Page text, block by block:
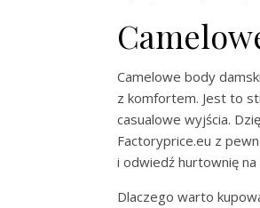
Camelowe body
z komfortem. Jest to
casualowe wyjścia.
Factoryprice.eu z
i odwiedź hurtownię
Dlaczego warto